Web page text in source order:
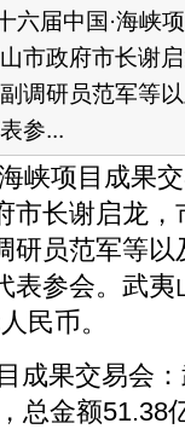
六届中国·海峡
市政府市长谢
调研员范军等
参...
峡项目成果
市长谢启龙
研员范军等
表参会。武
民币。